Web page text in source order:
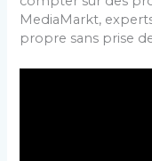
MediaMarkt,
propre sans prise